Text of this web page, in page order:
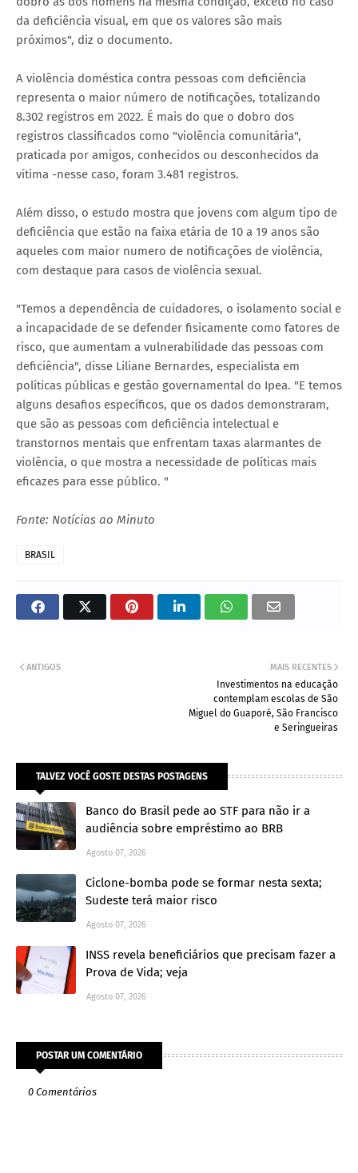
da deficiência visual, em que os valores são mais
próximos", diz o documento.
A violência doméstica contra pessoas com deficiência
representa o maior número de notificações, totalizando
8.302 registros em 2022. É mais do que o dobro dos
registros classificados como "violência comunitária",
praticada por amigos, conhecidos ou desconhecidos da
vítima -nesse caso, foram 3.481 registros.
Além disso, o estudo mostra que jovens com algum tipo de
deficiência que estão na faixa etária de 10 a 19 anos são
aqueles com maior numero de notificações de violência,
com destaque para casos de violência sexual.
"Temos a dependência de cuidadores, o isolamento social e
a incapacidade de se defender fisicamente como fatores de
risco, que aumentam a vulnerabilidade das pessoas com
deficiência", disse Liliane Bernardes, especialista em
políticas públicas e gestão governamental do Ipea. "E temos
alguns desafios específicos, que os dados demonstraram,
que são as pessoas com deficiência intelectual e
transtornos mentais que enfrentam taxas alarmantes de
violência, o que mostra a necessidade de políticas mais
eficazes para esse público. "
Fonte: Notícias ao Minuto
BRASIL
MAIS RECENTES
Investimentos na educação
contemplam escolas de São
Miguel do Guaporé, São Francisco
e Seringueiras
ANTIGOS
TALVEZ VOCÊ GOSTE DESTAS POSTAGENS
Banco do Brasil pede ao STF para não ir a
audiência sobre empréstimo ao BRB
Agosto 07, 2026
Ciclone-bomba pode se formar nesta sexta;
Sudeste terá maior risco
Agosto 07, 2026
INSS revela beneficiários que precisam fazer a
Prova de Vida; veja
Agosto 07, 2026
POSTAR UM COMENTÁRIO
0 Comentários